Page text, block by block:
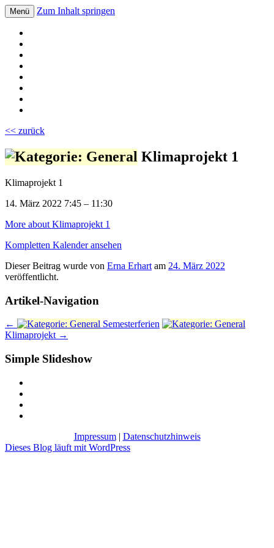
Volksschule Bad Blumau
Menü Zum Inhalt springen
<< zurück
Klimaprojekt 1
Klimaprojekt 1
14. März 2022 7:45 – 11:30
More about Klimaprojekt 1
Kompletten Kalender ansehen
Dieser Beitrag wurde von Erna Erhart am 24. März 2022
veröffentlicht.
Artikel-Navigation
←
Semesterferien
Klimaprojekt →
Simple Slideshow
Impressum| Datenschutzhinweis
Dieses Blog läuft mit WordPress